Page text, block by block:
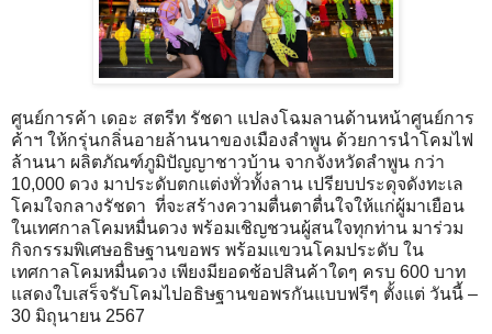
ศูนย์การค้า เดอะ สตรีท รัชดา แปลงโฉมลานด้านหน้าศูนย์การ
ค้าฯ ให้กรุ่นกลิ่นอายล้านนาของเมืองลำพูน ด้วยการนำโคมไฟ
ล้านนา ผลิตภัณฑ์ภูมิปัญญาชาวบ้าน จากจังหวัดลำพูน กว่า
10,000 ดวง มาประดับตกแต่งทั่วทั้งลาน เปรียบประดุจดังทะเล
โคมใจกลางรัชดา ที่จะสร้างความตื่นตาตื่นใจให้แก่ผู้มาเยือน
ในเทศกาลโคมหมื่นดวง พร้อมเชิญชวนผู้สนใจทุกท่าน มาร่วม
กิจกรรมพิเศษอธิษฐานขอพร พร้อมแขวนโคมประดับ ใน
เทศกาลโคมหมื่นดวง เพียงมียอดช้อปสินค้าใดๆ ครบ 600 บาท
แสดงใบเสร็จรับโคมไปอธิษฐานขอพรกันแบบฟรีๆ ตั้งแต่ วันนี้ –
30 มิถุนายน 2567